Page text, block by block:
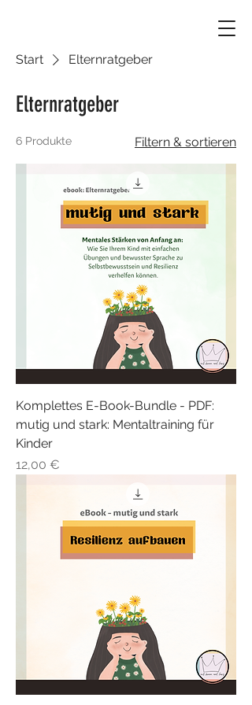
Start Elternratgeber
Elternratgeber
6 Produkte Filtern & sortieren
Komplettes E-Book-Bundle - PDF:
mutig und stark: Mentaltraining für
Kinder
Preis
12,00 €